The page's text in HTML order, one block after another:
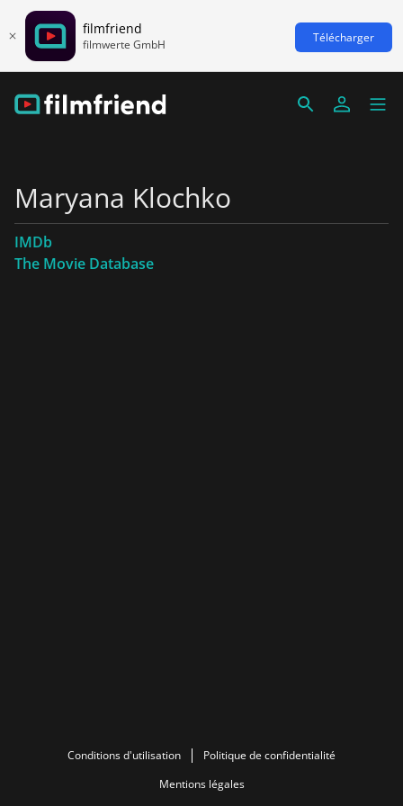
filmfriend
filmwerte GmbH Télécharger
Maryana Klochko
IMDb
The Movie Database
Conditions d'utilisation
Politique de confidentialité
Mentions légales